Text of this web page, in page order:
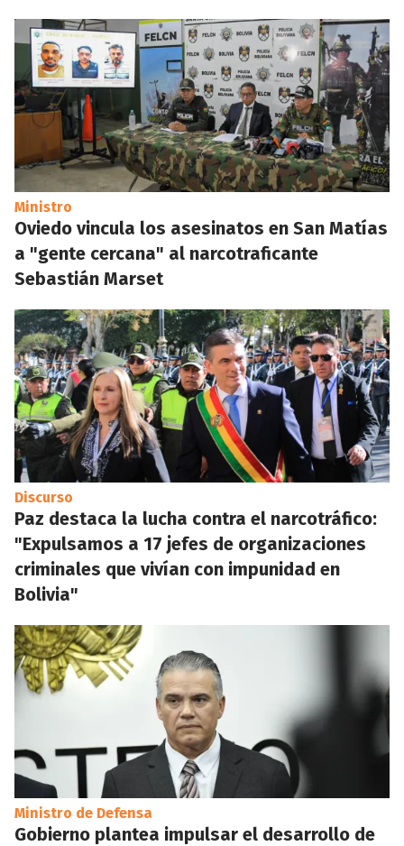
Ministro
Oviedo vincula los asesinatos en San Matías
a "gente cercana" al narcotraficante
Sebastián Marset
Discurso
Paz destaca la lucha contra el narcotráfico:
"Expulsamos a 17 jefes de organizaciones
criminales que vivían con impunidad en
Bolivia"
Ministro de Defensa
Gobierno plantea impulsar el desarrollo de